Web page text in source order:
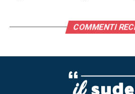
COMMENTI